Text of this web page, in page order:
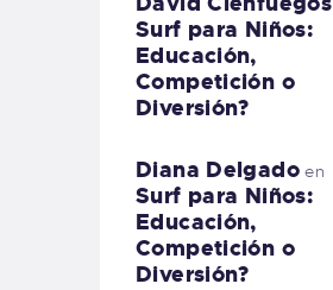
Surf para Niños:
Educación,
Competición o
Diversión?
Diana Delgadoen
Surf para Niños:
Educación,
Competición o
Diversión?